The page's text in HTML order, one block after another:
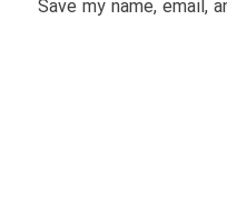
Save my name, email,